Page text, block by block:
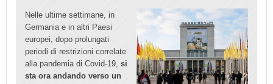
Nelle ultime settimane, in
Germania e in altri Paesi
europei, dopo prolungati
periodi di restrizioni correlate
alla pandemia di Covid-19, si
sta ora andando verso un